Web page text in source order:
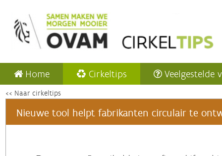
Home Cirkeltips Veelgestelde
<< Naar cirkeltips
Nieuwe tool helpt fabrikanten circulair te